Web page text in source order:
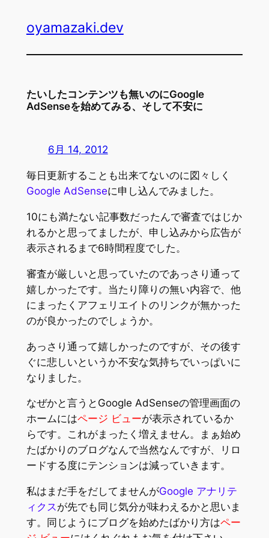
oyamazaki.dev
たいしたコンテンツも無いのにGoogle
AdSenseを始めてみる、そして不安に
6月 14, 2012
毎日更新することも出来てないのに図々しく
Google AdSenseに申し込んでみました。
10にも満たない記事数だったんで審査ではじか
れるかと思ってましたが、申し込みから広告が
表示されるまで6時間程度でした。
審査が厳しいと思っていたのであっさり通って
嬉しかったです。当たり障りの無い内容で、他
にまったくアフェリエイトのリンクが無かった
のが良かったのでしょうか。
あっさり通って嬉しかったのですが、その後す
ぐに悲しいというか不安な気持ちでいっぱいに
なりました。
なぜかと言うとGoogle AdSenseの管理画面の
ホームにはページ ビューが表示されているか
らです。これがまったく増えません。まぁ始め
たばかりのブログなんで当然なんですが、リロ
ードする度にテンションは減っていきます。
私はまだ手をだしてませんがGoogle アナリテ
ィクスが先でも同じ気分が味わえるかと思いま
す。同じようにブログを始めたばかり方はペー